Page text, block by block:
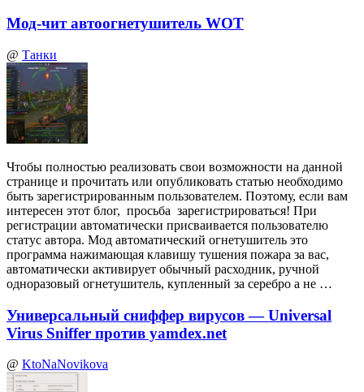
Мод-чит автоогнетушитель WOT
@ Танки
Чтобы полностью реализовать свои возможности на данной
странице и прочитать или опубликовать статью необходимо
быть зарегистрированным пользователем. Поэтому, если вам
интересен этот блог, просьба зарегистрироваться! При
регистрации автоматически присваивается пользователю
статус автора. Мод автоматический огнетушитель это
программа нажимающая клавишу тушения пожара за вас,
автоматически активирует обычный расходник, ручной
одноразовый огнетушитель, купленный за серебро а не …
Универсальный сниффер вирусов — Universal
Virus Sniffer против yamdex.net
@ KtoNaNovikova